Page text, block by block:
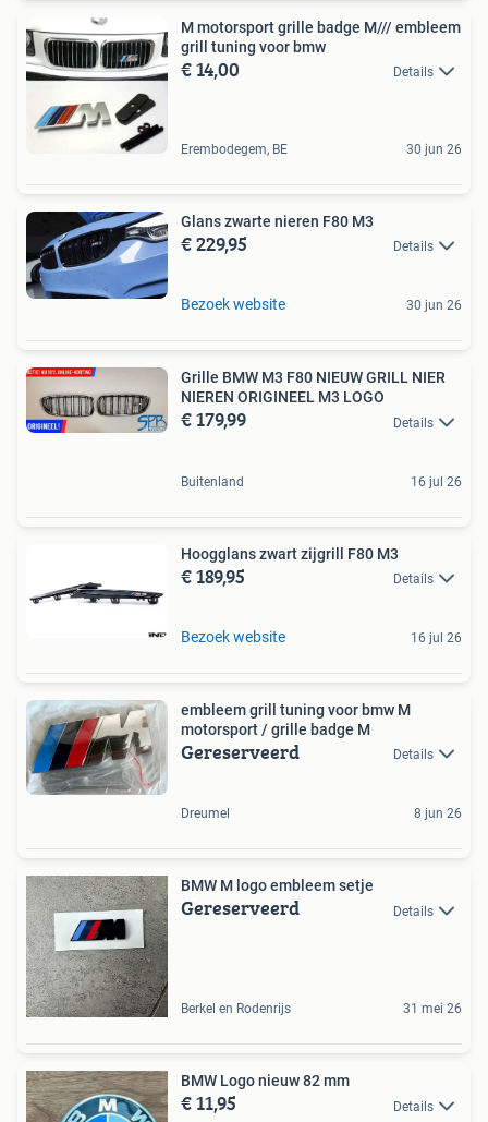
M motorsport grille badge M/// embleem
grill tuning voor bmw
€ 14,00 Details
Erembodegem, BE 30 jun 26
Glans zwarte nieren F80 M3
€ 229,95 Details
Bezoek website 30 jun 26
Grille BMW M3 F80 NIEUW GRILL NIER
NIEREN ORIGINEEL M3 LOGO
€ 179,99 Details
Buitenland 16 jul 26
Hoogglans zwart zijgrill F80 M3
€ 189,95 Details
Bezoek website 16 jul 26
embleem grill tuning voor bmw M
motorsport / grille badge M
Gereserveerd Details
Dreumel 8 jun 26
BMW M logo embleem setje
Gereserveerd Details
Berkel en Rodenrijs 31 mei 26
BMW Logo nieuw 82 mm
€ 11,95 Details